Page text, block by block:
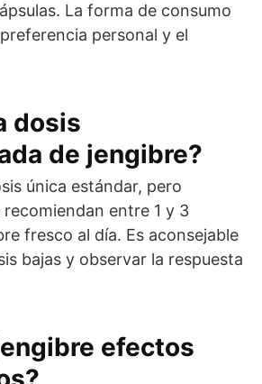
La forma de consumo
personal y el
dosis
de jengibre?
única estándar, pero
entre 1 y 3
fresco al día. Es aconsejable
bajas y observar la respuesta
efectos